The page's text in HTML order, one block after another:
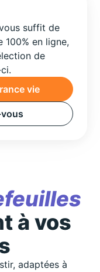
suffit de
100% en ligne,
de
vie
à vos
adaptées à